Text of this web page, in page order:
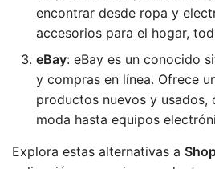
encontrar desde ropa y
accesorios para el hogar,
eBay: eBay es un conocido
y compras en línea. Ofrece
productos nuevos y usados,
moda hasta equipos
Explora estas alternativas a